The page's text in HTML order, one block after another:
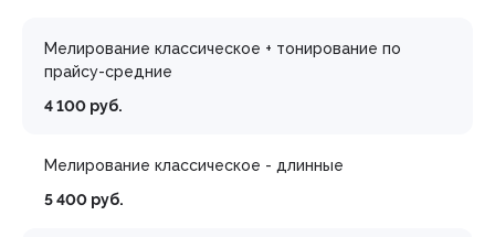
Мелирование классическое + тонирование по
прайсу-средние
4 100 руб.
Мелирование классическое - длинные
5 400 руб.